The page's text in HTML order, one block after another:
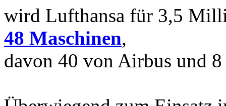
wird Lufthansa für 3,5
48 Maschinen,
davon 40 von Airbus und 8